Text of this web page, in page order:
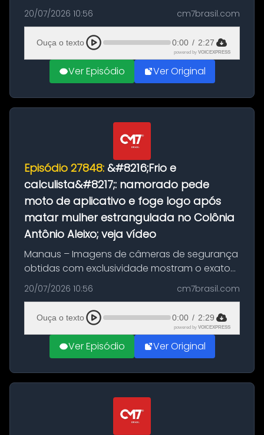
momento da fuga do principal suspeito da
morte de Larissa Araújo, de 28 anos. O crime
ocorreu na noite deste último d...
20/07/2026 10:56 cm7brasil.com
Ouça o texto 0:00 / 2:27
powered by VOICEXPRESS
Ver Episódio Ver Original
Episódio 27848: &#8216;Frio e
calculista&#8217;: namorado pede
moto de aplicativo e foge logo após
matar mulher estrangulada no Colônia
Antônio Aleixo; veja vídeo
Manaus – Imagens de câmeras de segurança
obtidas com exclusividade mostram o exato
momento da fuga do principal suspeito da
morte de Larissa Araújo, de 28 anos. O crime
ocorreu na noite deste último d...
20/07/2026 10:56 cm7brasil.com
Ouça o texto 0:00 / 2:29
powered by VOICEXPRESS
Ver Episódio Ver Original